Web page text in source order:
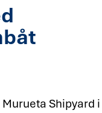
Shipyard i